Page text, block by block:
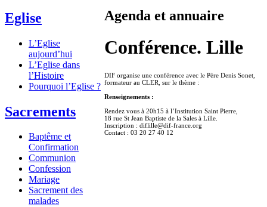
Eglise
L’Eglise
aujourd’hui
L’Eglise dans
l’Histoire
Pourquoi l’Eglise ?
Sacrements
Baptême et
Confirmation
Communion
Confession
Mariage
Sacrement des
malades
Agenda et annuaire
Conférence. Lille
DIF organise une conférence avec le Père Denis Sonet,
formateur au CLER, sur le thème :
Renseignements :
Rendez vous à 20h15 à l’Institution Saint Pierre,
18 rue St Jean Baptiste de la Sales à Lille.
Inscription : diflille@dif-france.org
Contact : 03 20 27 40 12